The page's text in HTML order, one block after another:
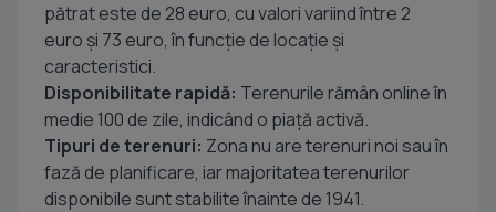
pătrat este de 28 euro, cu valori variind între 2
euro și 73 euro, în funcție de locație și
caracteristici.
Disponibilitate rapidă: Terenurile rămân online în
medie 100 de zile, indicând o piață activă.
Tipuri de terenuri: Zona nu are terenuri noi sau în
fază de planificare, iar majoritatea terenurilor
disponibile sunt stabilite înainte de 1941.